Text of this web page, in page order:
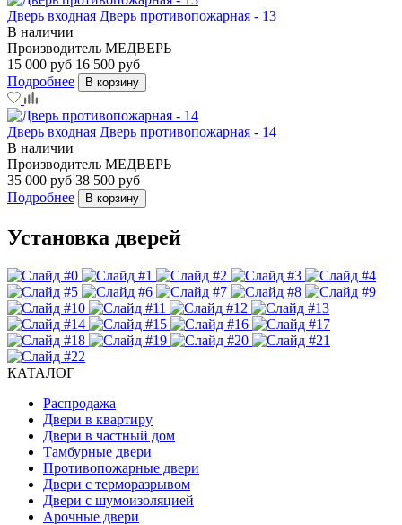
Дверь входная Дверь противопожарная - 13
В наличии
Производитель МЕДВЕРЬ
15 000 руб 16 500 руб
Подробнее
В корзину
Дверь входная Дверь противопожарная - 14
В наличии
Производитель МЕДВЕРЬ
35 000 руб 38 500 руб
Подробнее
В корзину
Установка дверей
КАТАЛОГ
Распродажа
Двери в квартиру
Двери в частный дом
Тамбурные двери
Противопожарные двери
Двери с терморазрывом
Двери с шумоизоляцией
Арочные двери